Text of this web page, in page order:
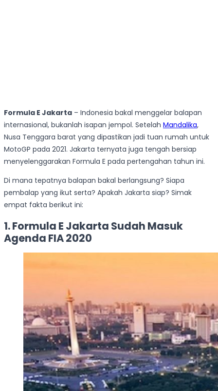
Formula E Jakarta – Indonesia bakal menggelar balapan
internasional, bukanlah isapan jempol. Setelah Mandalika,
Nusa Tenggara barat yang dipastikan jadi tuan rumah untuk
MotoGP pada 2021. Jakarta ternyata juga tengah bersiap
menyelenggarakan Formula E pada pertengahan tahun ini.
Di mana tepatnya balapan bakal berlangsung? Siapa
pembalap yang ikut serta? Apakah Jakarta siap? Simak
empat fakta berikut ini:
1. Formula E Jakarta Sudah Masuk
Agenda FIA 2020